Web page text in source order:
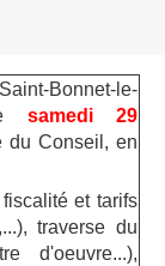
Bonnet-le-
samedi 29
du Conseil, en
et tarifs
traverse du
d'oeuvre...),